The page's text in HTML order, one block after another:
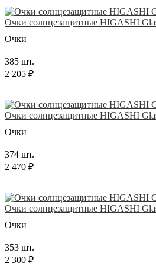
Очки солнцезащитные HIGASHI
Очки
385 шт.
2 205 ₽
Очки солнцезащитные HIGASHI
Очки
374 шт.
2 470 ₽
Очки солнцезащитные HIGASHI
Очки
353 шт.
2 300 ₽